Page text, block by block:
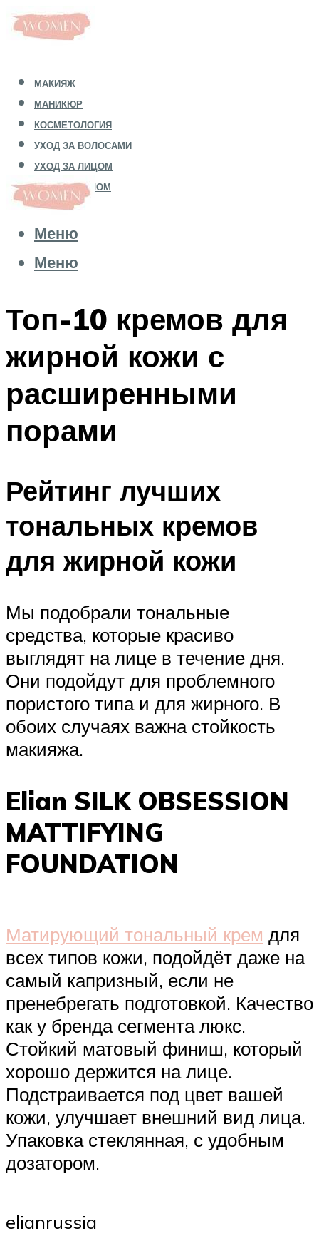
МАКИЯЖ
МАНИКЮР
КОСМЕТОЛОГИЯ
УХОД ЗА ВОЛОСАМИ
УХОД ЗА ЛИЦОМ
УХОД ЗА ТЕЛОМ
Меню
Меню
Топ-10 кремов для
жирной кожи с
расширенными
порами
Рейтинг лучших
тональных кремов
для жирной кожи
Мы подобрали тональные
средства, которые красиво
выглядят на лице в течение дня.
Они подойдут для проблемного
пористого типа и для жирного. В
обоих случаях важна стойкость
макияжа.
Elian SILK OBSESSION
MATTIFYING
FOUNDATION
Матирующий тональный крем для
всех типов кожи, подойдёт даже на
самый капризный, если не
пренебрегать подготовкой. Качество
как у бренда сегмента люкс.
Стойкий матовый финиш, который
хорошо держится на лице.
Подстраивается под цвет вашей
кожи, улучшает внешний вид лица.
Упаковка стеклянная, с удобным
дозатором.
elianrussia